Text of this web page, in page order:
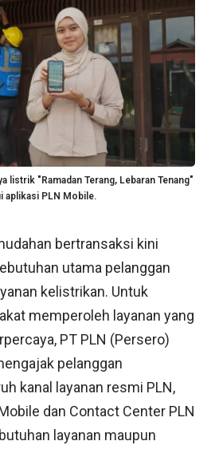
listrik "Ramadan Terang, Lebaran Tenang"
aplikasi PLN Mobile.
bertransaksi kini
utama pelanggan
kelistrikan. Untuk
memperoleh layanan yang
PT PLN (Persero)
pelanggan
kanal layanan resmi PLN,
dan Contact Center PLN
layanan maupun